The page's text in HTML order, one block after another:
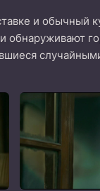
и обычный
обнаруживают